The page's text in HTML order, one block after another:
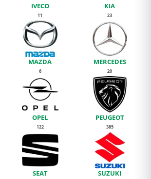
IVECO
11
KIA
23
MAZDA
6
MERCEDES
20
OPEL
122
PEUGEOT
385
SEAT SUZUKI